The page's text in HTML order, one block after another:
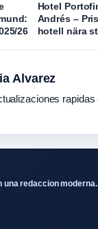
26
Hotel
Andrés –
hotell nära
Alvarez
redaccion moderna.